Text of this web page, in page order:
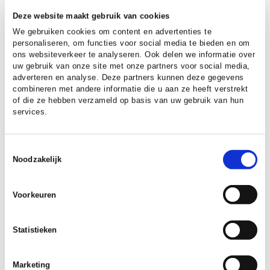
Deze website maakt gebruik van cookies
We gebruiken cookies om content en advertenties te
personaliseren, om functies voor social media te bieden en om
ons websiteverkeer te analyseren. Ook delen we informatie over
uw gebruik van onze site met onze partners voor social media,
adverteren en analyse. Deze partners kunnen deze gegevens
combineren met andere informatie die u aan ze heeft verstrekt
of die ze hebben verzameld op basis van uw gebruik van hun
services.
Noodzakelijk
Voorkeuren
Statistieken
Marketing
politiek-bestuurlijk speelveld en wee...